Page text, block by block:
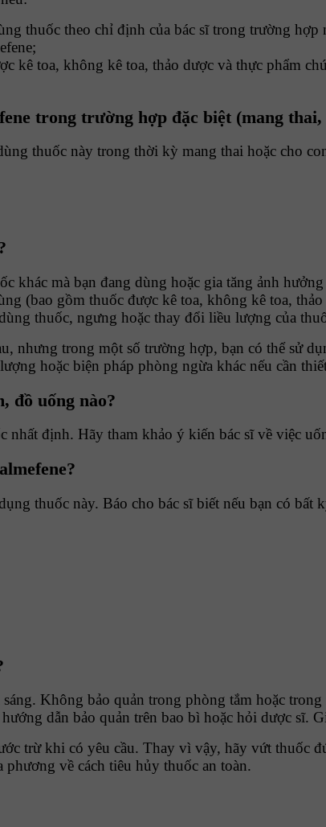
thuốc theo chỉ định của bác sĩ trong trường hợp
kê toa, không kê toa, thảo dược và thực phẩm
trong trường hợp đặc biệt (mang
thuốc này trong thời kỳ mang thai hoặc cho
khác mà bạn đang dùng hoặc gia tăng ảnh
(bao gồm thuốc được kê toa, không kê toa,
thuốc, ngưng hoặc thay đổi liều lượng của
nhưng trong một số trường hợp, bạn có thể sử
hoặc biện pháp phòng ngừa khác nếu cần
đồ uống nào?
định. Hãy tham khảo ý kiến bác sĩ về việc
thuốc này. Báo cho bác sĩ biết nếu bạn có bất
Không bảo quản trong phòng tắm hoặc
dẫn bảo quản trên bao bì hoặc hỏi dược sĩ.
trừ khi có yêu cầu. Thay vì vậy, hãy vứt thuốc
về cách tiêu hủy thuốc an toàn.